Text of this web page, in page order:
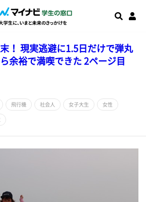
！ 現実逃避に1.5日だけで弾丸
余裕で満喫できた 2ページ目
飛行機 社会人 女子大生 女性